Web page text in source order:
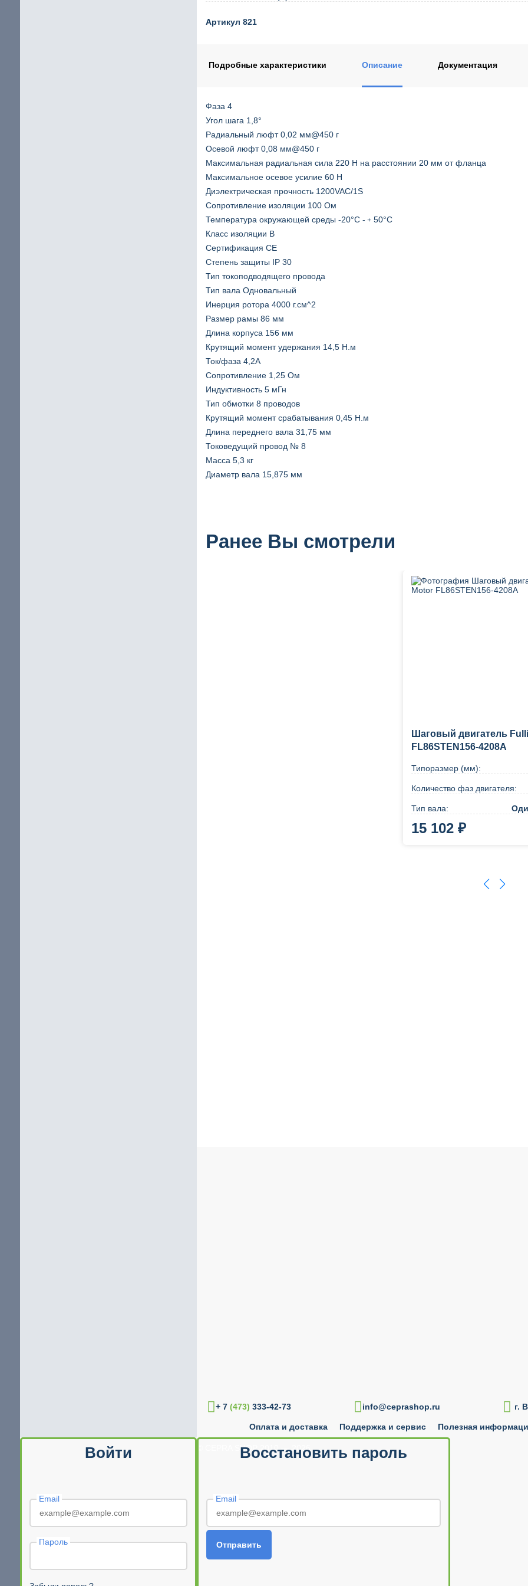
Артикул 821
Подробные характеристики Описание Документация
Фаза 4
Угол шага 1,8°
Радиальный люфт 0,02 мм@450 г
Осевой люфт 0,08 мм@450 г
Максимальная радиальная сила 220 Н на расстоянии 20 мм от фланца
Максимальное осевое усилие 60 Н
Диэлектрическая прочность 1200VAC/1S
Сопротивление изоляции 100 Ом
Температура окружающей среды -20°C -﹢50°C
Класс изоляции B
Сертификация CE
Степень защиты IP 30
Тип токоподводящего провода
Тип вала Одновальный
Инерция ротора 4000 г.см^2
Размер рамы 86 мм
Длина корпуса 156 мм
Крутящий момент удержания 14,5 Н.м
Ток/фаза 4,2A
Сопротивление 1,25 Ом
Индуктивность 5 мГн
Тип обмотки 8 проводов
Крутящий момент срабатывания 0,45 Н.м
Длина переднего вала 31,75 мм
Токоведущий провод № 8
Масса 5,3 кг
Диаметр вала 15,875 мм
Ранее Вы смотрели
Шаговый двигатель
FL86STEN156-4208A
Типоразмер (мм):
Количество фаз двигателя:
Тип вала:
15 102 ₽
+ 7 (473) 333-42-73 info@ceprashop.ru  г.
Оплата и доставка Поддержка и сервис Полезная
© CEPRA SHOP 2010 — 2026
Войти
Email
Пароль
Восстановить пароль
Email
Отправить